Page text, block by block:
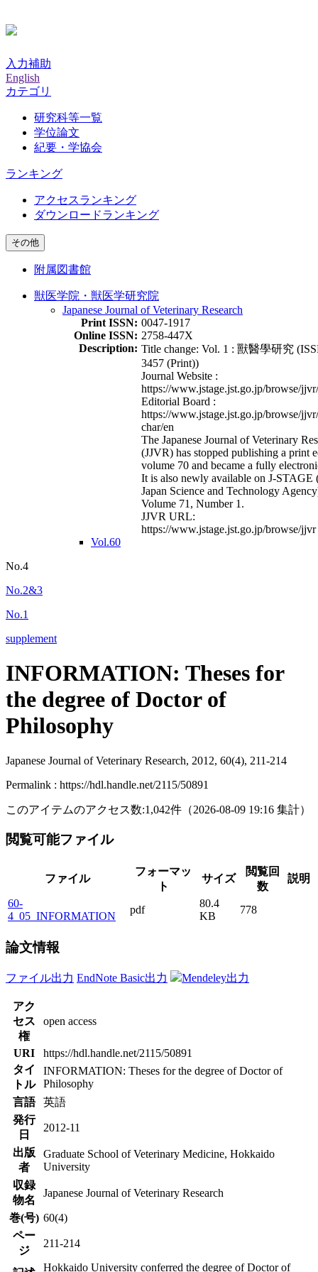
入力補助
English
カテゴリ
研究科等一覧
学位論文
紀要・学協会
ランキング
アクセスランキング
ダウンロードランキング
その他
附属図書館
獣医学院・獣医学研究院
Japanese Journal of Veterinary Research
Print ISSN: 0047-1917
Online ISSN: 2758-447X
Description: Title change: Vol. 1 : 獸醫學研究
3457 (Print))
Journal Website :
https://www.jstage.jst.go.jp/browse/
Editorial Board :
https://www.jstage.jst.go.jp/browse/
char/en
The Japanese Journal of Veterinary
(JJVR) has stopped publishing a print
volume 70 and became a fully
It is also newly available on J-STAGE
Japan Science and Technology
Volume 71, Number 1.
JJVR URL:
https://www.jstage.jst.go.jp/browse/jjvr
Vol.60
No.4
No.2&3
No.1
supplement
INFORMATION: Theses for
the degree of Doctor of
Philosophy
Japanese Journal of Veterinary Research, 2012, 60(4), 211-214
Permalink : https://hdl.handle.net/2115/50891
このアイテムのアクセス数:1,042件 （2026-08-09 19:16 集計）
閲覧可能ファイル
ファイル
フォーマッ
ト
サイズ
閲覧回
数
説明
60-
4_05_INFORMATION
pdf
80.4
KB
778
論文情報
ファイル出力 EndNote Basic出力 Mendeley出力
アク
セス
権
open access
URI
https://hdl.handle.net/2115/50891
タイ
トル
INFORMATION: Theses for the degree of Doctor of
Philosophy
言語
英語
発行
日
2012-11
出版
者
Graduate School of Veterinary Medicine, Hokkaido
University
収録
物名
Japanese Journal of Veterinary Research
巻(号) 60(4)
ペー
ジ
211-214
Hokkaido University conferred the degree of Doctor of